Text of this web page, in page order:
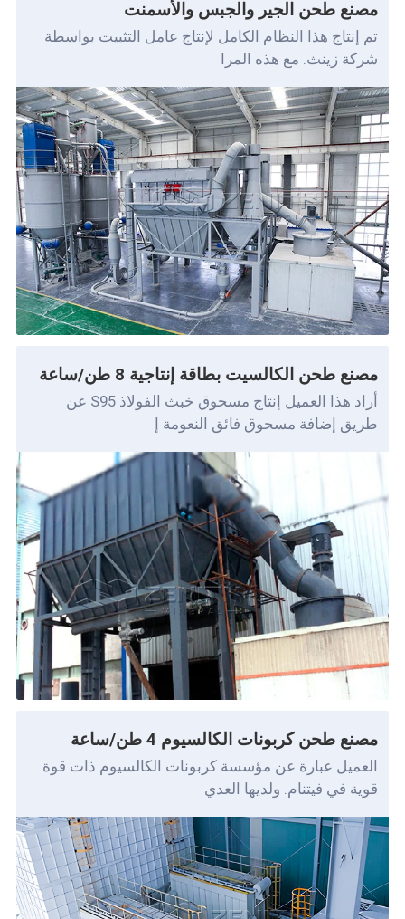
مصنع طحن الجير والجبس والأسمنت
تم إنتاج هذا النظام الكامل لإنتاج عامل التثبيت بواسطة
شركة زينث. مع هذه المرا
مصنع طحن الكالسيت بطاقة إنتاجية 8 طن/ساعة
أراد هذا العميل إنتاج مسحوق خبث الفولاذ S95 عن
طريق إضافة مسحوق فائق النعومة إ
مصنع طحن كربونات الكالسيوم 4 طن/ساعة
العميل عبارة عن مؤسسة كربونات الكالسيوم ذات قوة
قوية في فيتنام. ولديها العدي